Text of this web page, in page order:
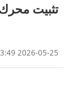
2026-05-25 10:13:49